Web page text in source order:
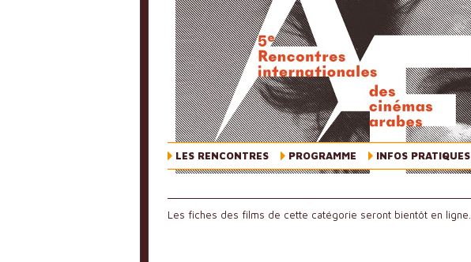
LES RENCONTRES PROGRAMME INFOS PRATIQUES
Les fiches des films de cette catégorie seront bientôt en ligne.